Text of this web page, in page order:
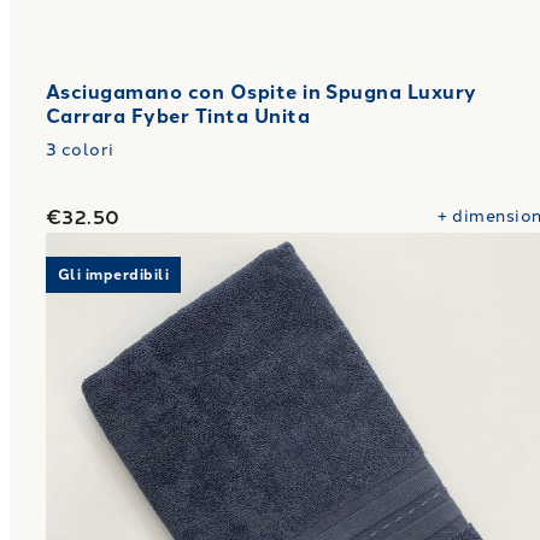
Asciugamano con Ospite in Spugna Luxury
Carrara Fyber Tinta Unita
3 colori
€32.50 +
Telo Bagno in Spugna Trendy Carrara
Gli imperdibili